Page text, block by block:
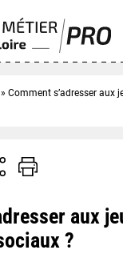
» Comment s’adresser aux
aux
?